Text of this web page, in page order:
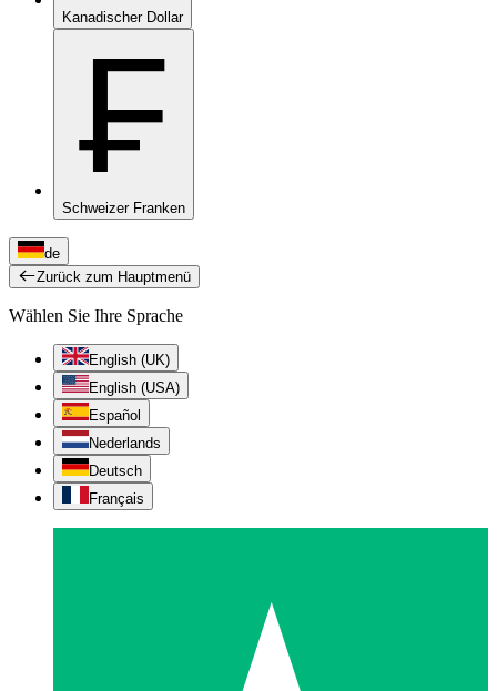
Kanadischer Dollar
₣
Schweizer Franken
de
Zurück zum Hauptmenü
Wählen Sie Ihre Sprache
English (UK)
English (USA)
Español
Nederlands
Deutsch
Français